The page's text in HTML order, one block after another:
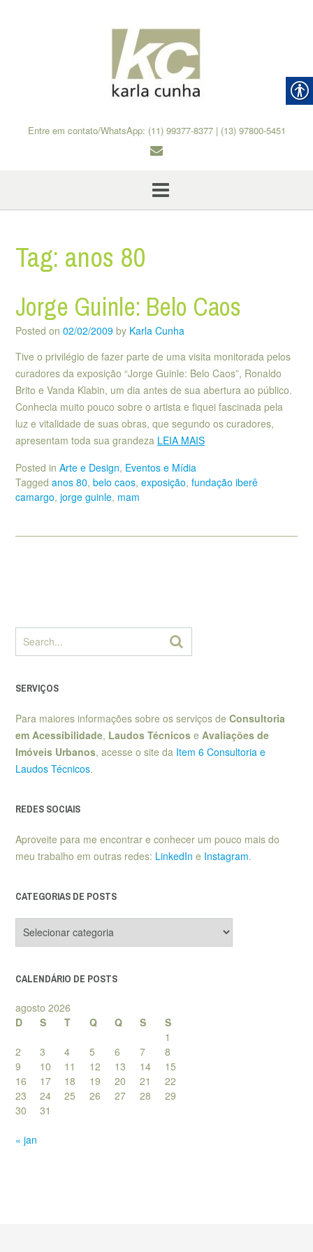
Entre em contato/WhatsApp: (11) 99377-8377 | (13) 97800-5451
Tag: anos 80
Jorge Guinle: Belo Caos
Posted on 02/02/2009 by Karla Cunha
Tive o privilégio de fazer parte de uma visita monitorada pelos
curadores da exposição “Jorge Guinle: Belo Caos”, Ronaldo
Brito e Vanda Klabin, um dia antes de sua abertura ao público.
Conhecia muito pouco sobre o artista e fiquei fascinada pela
luz e vitalidade de suas obras, que segundo os curadores,
apresentam toda sua grandeza LEIA MAIS
Posted in Arte e Design, Eventos e Mídia
Tagged anos 80, belo caos, exposição, fundação iberê
camargo, jorge guinle, mam
SERVIÇOS
Para maiores informações sobre os serviços de Consultoria
em Acessibilidade, Laudos Técnicos e Avaliações de
Imóveis Urbanos, acesse o site da Item 6 Consultoria e
Laudos Técnicos.
REDES SOCIAIS
Aproveite para me encontrar e conhecer um pouco mais do
meu trabalho em outras redes: LinkedIn e Instagram.
CATEGORIAS DE POSTS
de
CALENDÁRIO DE POSTS
agosto 2026
D
S T Q Q S
S
1
2
3 4 5 6 7
8
9
10 11 12 13 14
15
16
17 18 19 20 21
22
23
24 25 26 27 28
29
30
31
« jan